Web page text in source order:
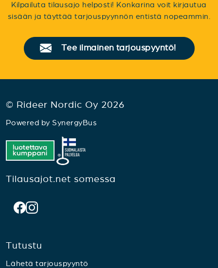
Kilpailuta tilausajo helposti! Konkarina voit kirjautua
sisään ja täyttää tarjouspyynnön entistä nopeammin.
Tee ilmainen tarjouspyyntö!
© Rideer Nordic Oy 2026
Powered by SynergyBus
Tilausajot.net somessa
Tutustu
Lähetä tarjouspyyntö